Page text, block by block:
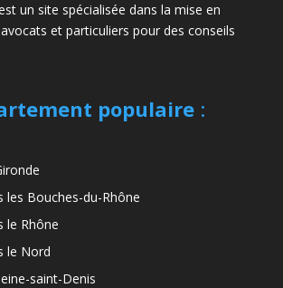
un site spécialisée dans la mise en
et particuliers pour des conseils
populaire:
les Bouches-du-Rhône
le Rhône
le Nord
saint-Denis